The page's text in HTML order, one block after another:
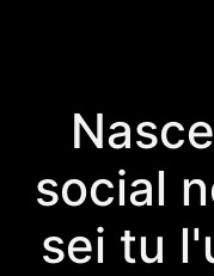
social
sei tu